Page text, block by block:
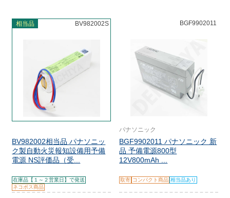
相当品 BV982002S
BV982002相当品 パナソニッ
ク製自動火災報知設備用予備
電源 NS評価品（受...
在庫品【１～２営業日】で発送
ネコポス商品
BGF9902011
パナソニック
BGF9902011 パナソニック 新
品 予備電源800型
12V800mAh ...
取寄 コンパクト商品 相当品あり